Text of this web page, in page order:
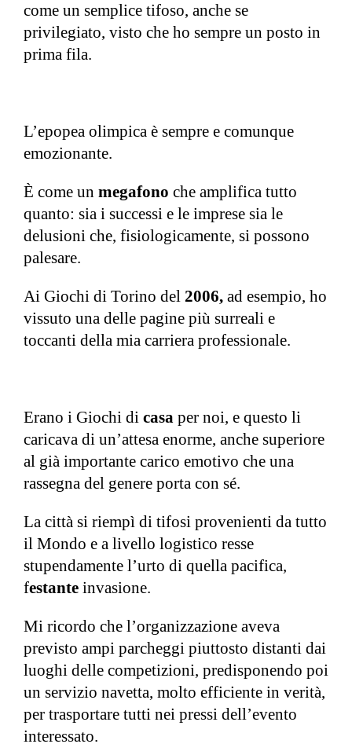
come un semplice tifoso, anche se
privilegiato, visto che ho sempre un posto in
prima fila.
L’epopea olimpica è sempre e comunque
emozionante.
È come un megafono che amplifica tutto
quanto: sia i successi e le imprese sia le
delusioni che, fisiologicamente, si possono
palesare.
Ai Giochi di Torino del 2006, ad esempio, ho
vissuto una delle pagine più surreali e
toccanti della mia carriera professionale.
Erano i Giochi di casa per noi, e questo li
caricava di un’attesa enorme, anche superiore
al già importante carico emotivo che una
rassegna del genere porta con sé.
La città si riempì di tifosi provenienti da tutto
il Mondo e a livello logistico resse
stupendamente l’urto di quella pacifica,
festante invasione.
Mi ricordo che l’organizzazione aveva
previsto ampi parcheggi piuttosto distanti dai
luoghi delle competizioni, predisponendo poi
un servizio navetta, molto efficiente in verità,
per trasportare tutti nei pressi dell’evento
interessato.